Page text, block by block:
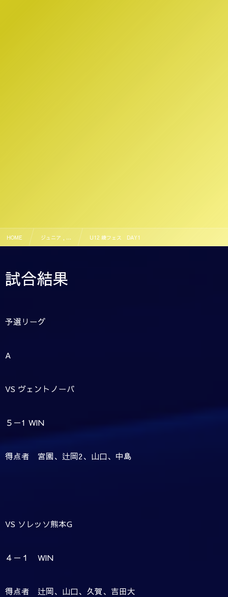
HOME ジュニア , … U12 綾フェス DAY1
試合結果
予選リーグ
A
VS ヴェントノーバ
５－1 WIN
得点者 宮園、辻岡2、山口、中島
VS ソレッソ熊本G
４－１ WIN
得点者 辻岡、山口、久賀、吉田大